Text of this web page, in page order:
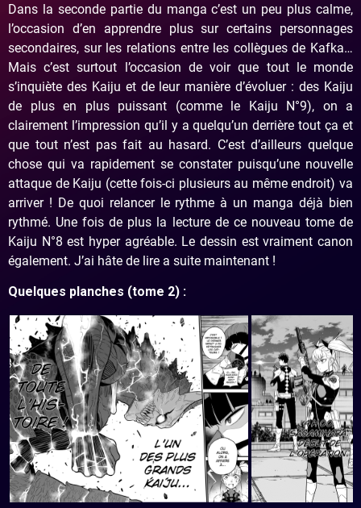
Dans la seconde partie du manga c’est un peu plus calme,
l’occasion d’en apprendre plus sur certains personnages
secondaires, sur les relations entre les collègues de Kafka…
Mais c’est surtout l’occasion de voir que tout le monde
s’inquiète des Kaiju et de leur manière d’évoluer : des Kaiju
de plus en plus puissant (comme le Kaiju N°9), on a
clairement l’impression qu’il y a quelqu’un derrière tout ça et
que tout n’est pas fait au hasard. C’est d’ailleurs quelque
chose qui va rapidement se constater puisqu’une nouvelle
attaque de Kaiju (cette fois-ci plusieurs au même endroit) va
arriver ! De quoi relancer le rythme à un manga déjà bien
rythmé. Une fois de plus la lecture de ce nouveau tome de
Kaiju N°8 est hyper agréable. Le dessin est vraiment canon
également. J’ai hâte de lire a suite maintenant !
Quelques planches (tome 2) :